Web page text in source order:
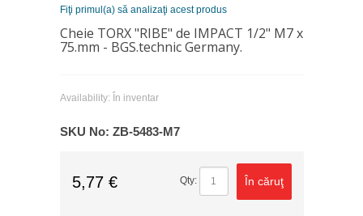
Fiţi primul(a) să analizaţi acest produs
Cheie TORX "RIBE" de IMPACT 1/2" M7 x
75.mm - BGS.technic Germany.
Availability: În inventar
SKU No: ZB-5483-M7
5,77 € Qty: În căruţ